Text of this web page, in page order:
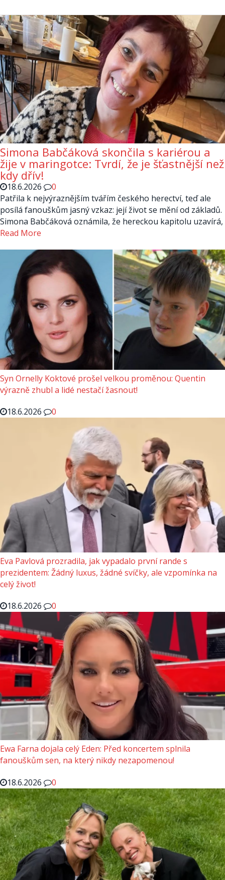
Simona Babčáková skončila s kariérou a
žije v maringotce: Tvrdí, že je šťastnější než
kdy dřív!
18.6.2026
0
Patřila k nejvýraznějším tvářím českého herectví, teď ale
posílá fanouškům jasný vzkaz: její život se mění od základů.
Simona Babčáková oznámila, že hereckou kapitolu uzavírá,
Read More
Syn Ornelly Koktové prošel velkou proměnou: Quentin
výrazně zhubl a lidé nestačí žasnout!
18.6.2026
0
Eva Pavlová prozradila, jak vypadalo první rande s
prezidentem: Žádný luxus, žádné svíčky, ale vzpomínka na
celý život!
18.6.2026
0
Ewa Farna dojala celý Eden: Před koncertem splnila
fanouškům sen, na který nikdy nezapomenou!
18.6.2026
0